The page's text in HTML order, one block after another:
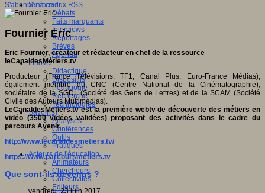
S'informer
Débats
Faits marquants
Interviews
Reportages
Brèves
Agenda
Innover
Didactique
Dispositifs
Pédagogie
Recherche
Technologies
Savoir(s)
Analyses
Conférences
Outils
Pratiques
Acteurs de l'éducation
Animateurs
Chercheurs
Collectivités
Editeurs
S'abonner à ce flux RSS
Fournier Eric
Eric Fournier, créateur et rédacteur en chef de la ressource
leCanaldesMétiers.tv
Producteur (France Télévisions, TF1, Canal Plus, Euro-France Médias),
également membre du CNC (Centre National de la Cinématographie),
sociétaire de la SGDL (Société des Gens de Lettres) et de la SCAM (Société
Civile des Auteurs Multimédias).
LeCanaldesMetiers.tv est la première webtv de découverte des métiers en
vidéo (3500 vidéos validées) proposant des activités dans le cadre du
parcours Avenir.
http://www.lecanaldesmetiers.tv/
https://www.parcoursmetiers.tv
Que sont-ils devenus ?
vendredi, 23 juin 2017